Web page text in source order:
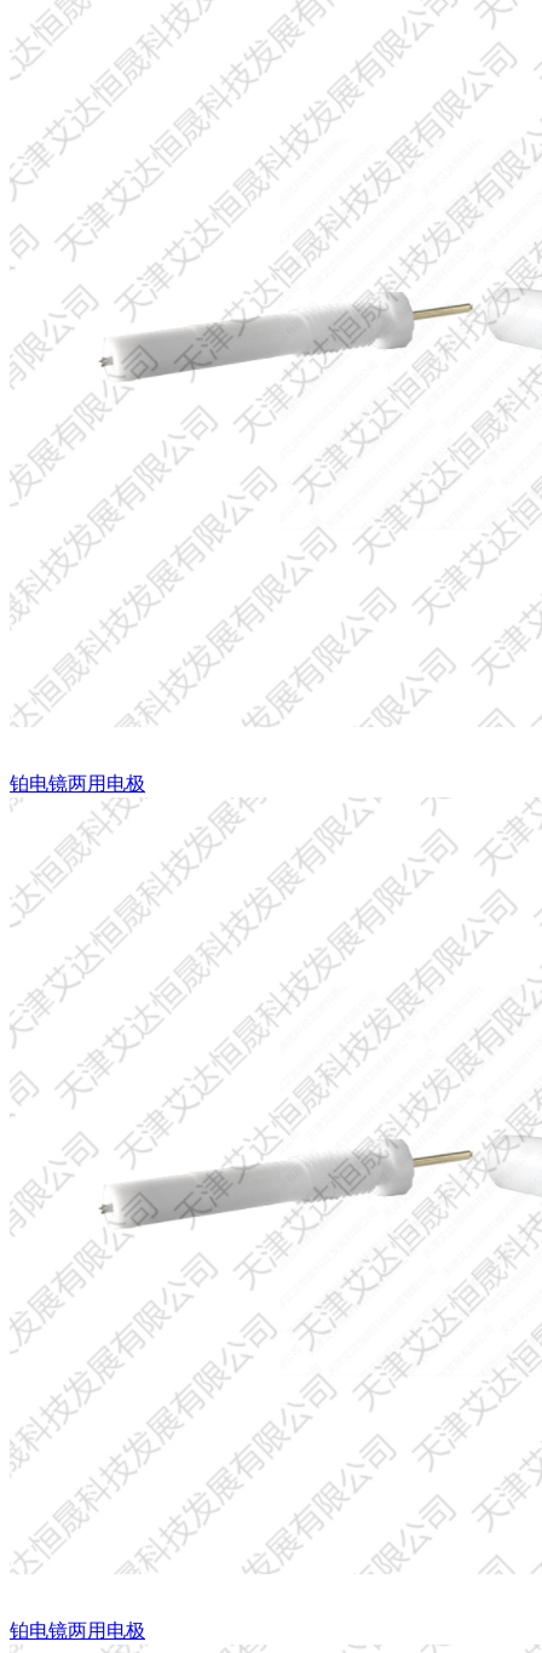
铂电镜两用电极
铂电镜两用电极